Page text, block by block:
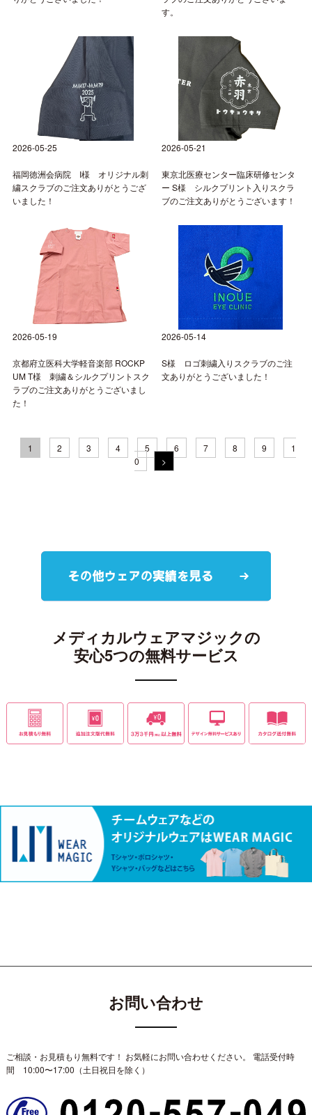
す。
2026-05-25
福岡徳洲会病院 I様 オリジナル刺
繍スクラブのご注文ありがとうござ
いました！
2026-05-21
東京北医療センター臨床研修センタ
ー S様 シルクプリント入りスクラ
ブのご注文ありがとうございます！
2026-05-19
京都府立医科大学軽音楽部 ROCKP
UM T様 刺繍＆シルクプリントスク
ラブのご注文ありがとうございまし
た！
2026-05-14
S様 ロゴ刺繍入りスクラブのご注
文ありがとうございました！
1 2 3 4 5 6 7 8 9
1
0
>
メディカルウェアマジックの
安心5つの無料サービス
お問い合わせ
ご相談・お見積もり無料です！ お気軽にお問い合わせください。
電話受付時
間 10:00〜17:00（土日祝日を除く）